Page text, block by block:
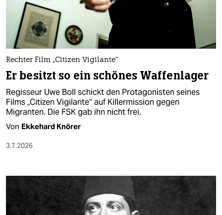
nord
wahrheit
verlag
veranstaltungen
shop
fragen & hilfe
abo
genossenschaft
Rechter Film „Citizen Vigilante“
Er besitzt so ein schönes Waffenlager
Regisseur Uwe Boll schickt den Protagonisten seines
Films „Citizen Vigilante“ auf Killermission gegen
Migranten. Die FSK gab ihn nicht frei.
Von Ekkehard Knörer
3.7.2026